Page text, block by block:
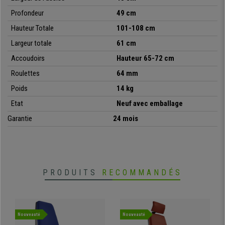
Profondeur
49 cm
Hauteur Totale
101-108 cm
Largeur totale
61 cm
Accoudoirs
Hauteur 65-72 cm
Roulettes
64 mm
Poids
14 kg
Etat
Neuf avec emballage
Garantie
24 mois
PRODUITS RECOMMANDÉS
Nouveauté Nouveauté